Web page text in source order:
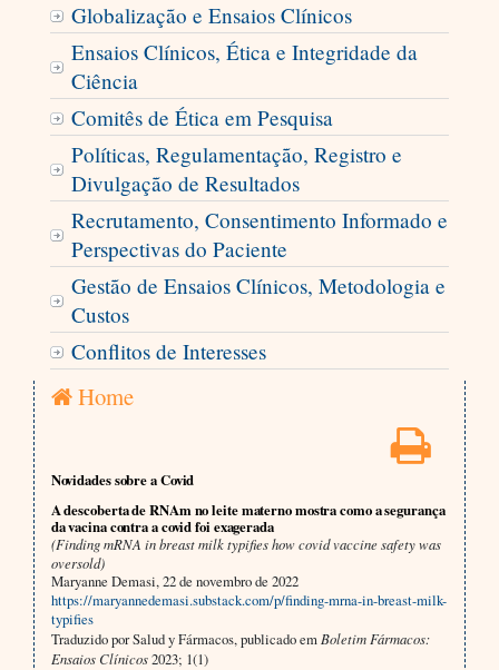
Globalização e Ensaios Clínicos
Ensaios Clínicos, Ética e Integridade da
Ciência
Comitês de Ética em Pesquisa
Políticas, Regulamentação, Registro e
Divulgação de Resultados
Recrutamento, Consentimento Informado e
Perspectivas do Paciente
Gestão de Ensaios Clínicos, Metodologia e
Custos
Conflitos de Interesses
Home
Novidades sobre a Covid
A descoberta de RNAm no leite materno mostra como a segurança
da vacina contra a covid foi exagerada
(Finding mRNA in breast milk typifies how covid vaccine safety was
oversold)
Maryanne Demasi, 22 de novembro de 2022
https://maryannedemasi.substack.com/p/finding-mrna-in-breast-milk-
typifies
Traduzido por Salud y Fármacos, publicado em Boletim Fármacos:
Ensaios Clínicos2023; 1(1)